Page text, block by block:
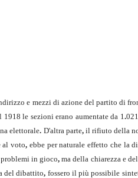
e mezzi di azione del partito di
le sezioni erano aumentate da 1 .
elettorale. D'altra parte,il rifiuto della
al voto, ebbe per naturale effetto che la
in gioco, ma della chiarezza e
del dibattito, fossero il più possibile